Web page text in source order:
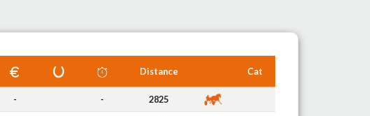
Distance Cat
- - 2825